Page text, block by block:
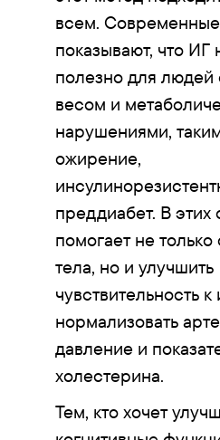
всем.
показывают, что ИГ
полезно для людей
весом и
нарушениями,
ожирение,
преддиабет. В этих
помогает не
тела, но и улучшить
чувствительность к
нормализовать
давление и
холестерина.
Тем, кто хочет